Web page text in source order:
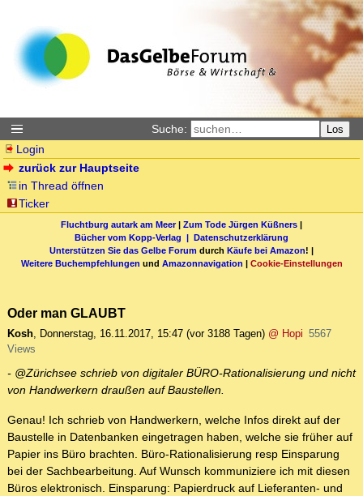
Suche: Los
Login
zurück zur Hauptseite
in Thread öffnen
Ticker
Fluchtburg autark am Meer| Zum Tode Jürgen Küßners |
Bücher vom Kopp-Verlag | Datenschutzerklärung
Unterstützen Sie das Gelbe Forum durch Käufe bei Amazon! |
Weitere Buchempfehlungen und Amazonnavigation | Cookie-Einstellungen
Oder man GLAUBT
Kosh, Donnerstag, 16.11.2017, 15:47 (vor 3188 Tagen) @ Hopi 5567
Views
- @Zürichsee schrieb von digitaler BÜRO-Rationalisierung und nicht
von Handwerkern draußen auf Baustellen.
Genau! Ich schrieb von Handwerkern, welche Infos direkt auf der
Baustelle in Datenbanken eingetragen haben, welche sie früher auf
Papier ins Büro brachten. Büro-Rationalisierung resp Einsparung
bei der Sachbearbeitung. Auf Wunsch kommuniziere ich mit diesen
Büros elektronisch. Einsparung: Papierdruck auf Lieferanten- und